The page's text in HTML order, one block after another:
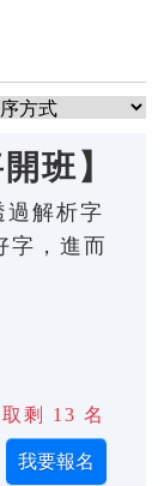
班】
解析字
字，進而
剩 13 名